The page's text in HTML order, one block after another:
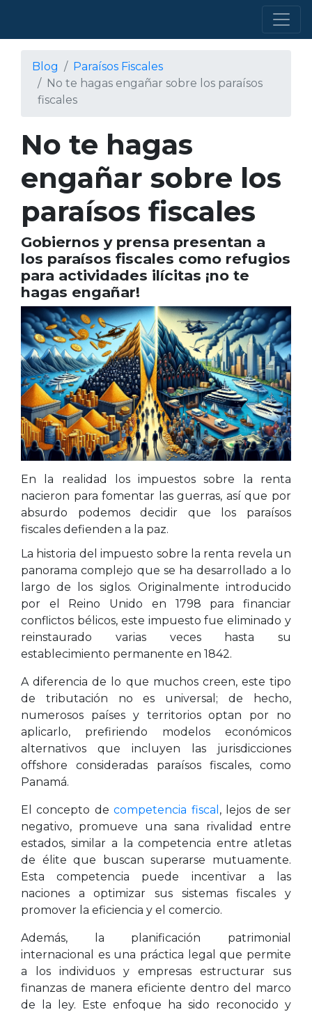
Blog
Paraísos Fiscales
No te hagas engañar sobre los paraísos
fiscales
No te hagas
engañar sobre los
paraísos fiscales
Gobiernos y prensa presentan a
los paraísos fiscales como refugios
para actividades ilícitas ¡no te
hagas engañar!
En la realidad los impuestos sobre la renta
nacieron para fomentar las guerras, así que por
absurdo podemos decidir que los paraísos
fiscales defienden a la paz.
La historia del impuesto sobre la renta revela un
panorama complejo que se ha desarrollado a lo
largo de los siglos. Originalmente introducido
por el Reino Unido en 1798 para financiar
conflictos bélicos, este impuesto fue eliminado y
reinstaurado varias veces hasta su
establecimiento permanente en 1842.
A diferencia de lo que muchos creen, este tipo
de tributación no es universal; de hecho,
numerosos países y territorios optan por no
aplicarlo, prefiriendo modelos económicos
alternativos que incluyen las jurisdicciones
offshore consideradas paraísos fiscales, como
Panamá.
El concepto decompetencia fiscal , lejos de ser
negativo, promueve una sana rivalidad entre
estados, similar a la competencia entre atletas
de élite que buscan superarse mutuamente.
Esta competencia puede incentivar a las
naciones a optimizar sus sistemas fiscales y
promover la eficiencia y el comercio.
Además, la planificación patrimonial
internacional es una práctica legal que permite
a los individuos y empresas estructurar sus
finanzas de manera eficiente dentro del marco
de la ley. Este enfoque ha sido reconocido y